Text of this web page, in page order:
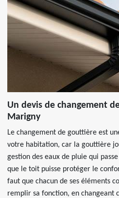
Un devis de changement
Marigny
Le changement de gouttière est
votre habitation, car la gouttière
gestion des eaux de pluie qui
que le toit puisse protéger le
faut que chacun de ses éléments
remplir sa fonction, en changeant